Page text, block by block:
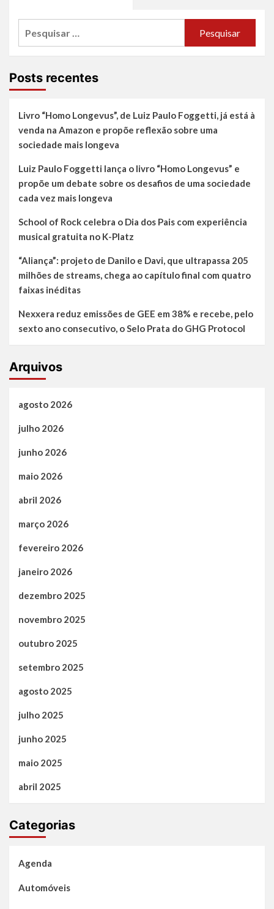
no
e
bebes
da
Cerveja
Artesanal
Aê!
Posts recentes
Livro “Homo Longevus”, de Luiz Paulo Foggetti, já está à
venda na Amazon e propõe reflexão sobre uma
sociedade mais longeva
Luiz Paulo Foggetti lança o livro “Homo Longevus” e
propõe um debate sobre os desafios de uma sociedade
cada vez mais longeva
School of Rock celebra o Dia dos Pais com experiência
musical gratuita no K-Platz
“Aliança”: projeto de Danilo e Davi, que ultrapassa 205
milhões de streams, chega ao capítulo final com quatro
faixas inéditas
Nexxera reduz emissões de GEE em 38% e recebe, pelo
sexto ano consecutivo, o Selo Prata do GHG Protocol
Arquivos
agosto 2026
julho 2026
junho 2026
maio 2026
abril 2026
março 2026
fevereiro 2026
janeiro 2026
dezembro 2025
novembro 2025
outubro 2025
setembro 2025
agosto 2025
julho 2025
junho 2025
maio 2025
abril 2025
Categorias
Agenda
Automóveis